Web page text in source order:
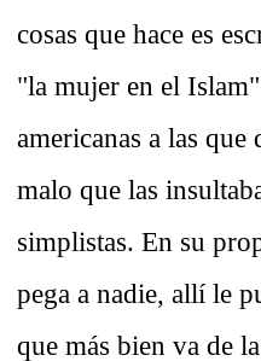
cosas que hace es
"la mujer en el
americanas a las
malo que las
simplistas. En su
pega a nadie, allí le
que más bien va de